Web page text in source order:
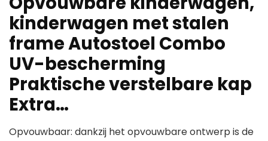
kinderwagen met stalen
frame Autostoel Combo
UV-bescherming
Praktische verstelbare kap
Extra…
Opvouwbaar: dankzij het opvouwbare ontwerp is de